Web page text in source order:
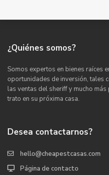
¿Quiénes somos?
Somos expertos en bienes raíces
oportunidades de inversión, tales
las ventas del sheriff y mucho
trato en su próxima casa.
Desea contactarnos?
hello@cheapestcasas.com
Página de contacto